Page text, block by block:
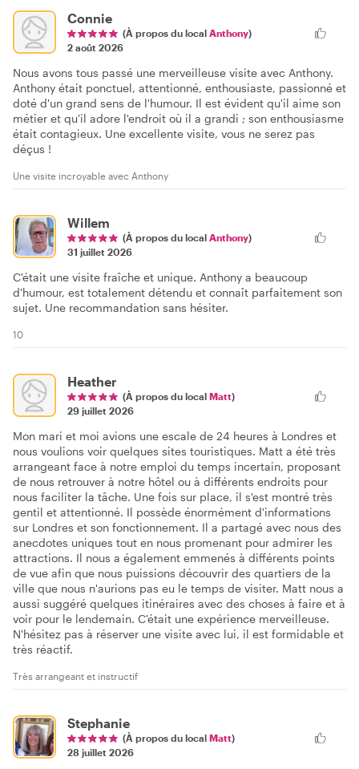
Connie
(À propos du local Anthony)
2 août 2026
Nous avons tous passé une merveilleuse visite avec Anthony.
Anthony était ponctuel, attentionné, enthousiaste, passionné et
doté d'un grand sens de l'humour. Il est évident qu'il aime son
métier et qu'il adore l'endroit où il a grandi ; son enthousiasme
était contagieux. Une excellente visite, vous ne serez pas
déçus !
Une visite incroyable avec Anthony
Willem
(À propos du local Anthony)
31 juillet 2026
C'était une visite fraîche et unique. Anthony a beaucoup
d'humour, est totalement détendu et connaît parfaitement son
sujet. Une recommandation sans hésiter.
10
Heather
(À propos du local Matt)
29 juillet 2026
Mon mari et moi avions une escale de 24 heures à Londres et
nous voulions voir quelques sites touristiques. Matt a été très
arrangeant face à notre emploi du temps incertain, proposant
de nous retrouver à notre hôtel ou à différents endroits pour
nous faciliter la tâche. Une fois sur place, il s'est montré très
gentil et attentionné. Il possède énormément d'informations
sur Londres et son fonctionnement. Il a partagé avec nous des
anecdotes uniques tout en nous promenant pour admirer les
attractions. Il nous a également emmenés à différents points
de vue afin que nous puissions découvrir des quartiers de la
ville que nous n'aurions pas eu le temps de visiter. Matt nous a
aussi suggéré quelques itinéraires avec des choses à faire et à
voir pour le lendemain. C'était une expérience merveilleuse.
N'hésitez pas à réserver une visite avec lui, il est formidable et
très réactif.
Très arrangeant et instructif
Stephanie
(À propos du local Matt)
28 juillet 2026